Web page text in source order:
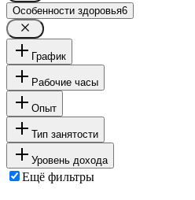
Особенности здоровья6
График
Рабочие часы
Опыт
Тип занятости
Уровень дохода
Ещё фильтры